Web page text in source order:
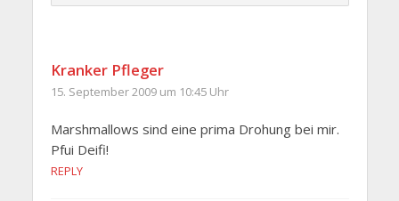
Kranker Pfleger
15. September 2009 um 10:45 Uhr
Marshmallows sind eine prima Drohung bei mir.
Pfui Deifi!
REPLY